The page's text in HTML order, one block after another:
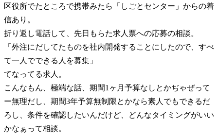
区役所でたところで携帯みたら「しごとセンター」からの着
信あり。
折り返し電話して、先日もらた求人票への応募の相談。
「外注にだしてたものを社内開発することにしたので、すべ
て一人でできる人を募集」
てなってる求人。
こんなもん、極端な話、期間1ヶ月予算なしとかぢゃぜって
ー無理だし、期間3年予算無制限とかなら素人でもできるだ
ろし、条件を確認したいんだけど、どんなタイミングがいい
かなぁって相談。